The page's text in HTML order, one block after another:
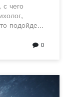
с чего
подойдет
0